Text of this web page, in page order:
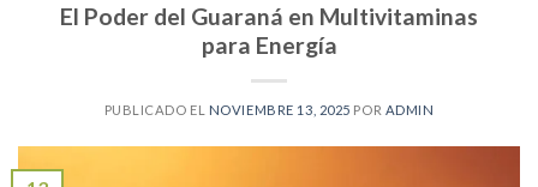
El Poder del Guaraná en Multivitaminas
para Energía
PUBLICADO EL NOVIEMBRE 13, 2025 POR ADMIN